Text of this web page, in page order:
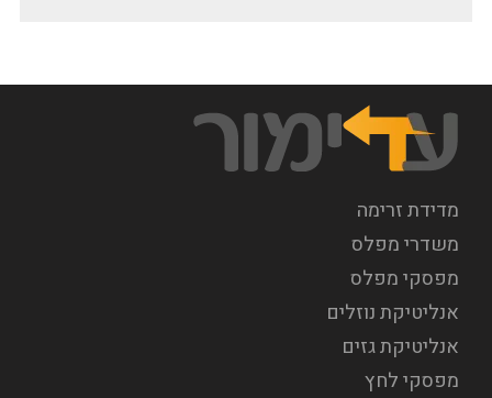
מדידת זרימה
משדרי מפלס
מפסקי מפלס
אנליטיקת נוזלים
אנליטיקת גזים
מפסקי לחץ